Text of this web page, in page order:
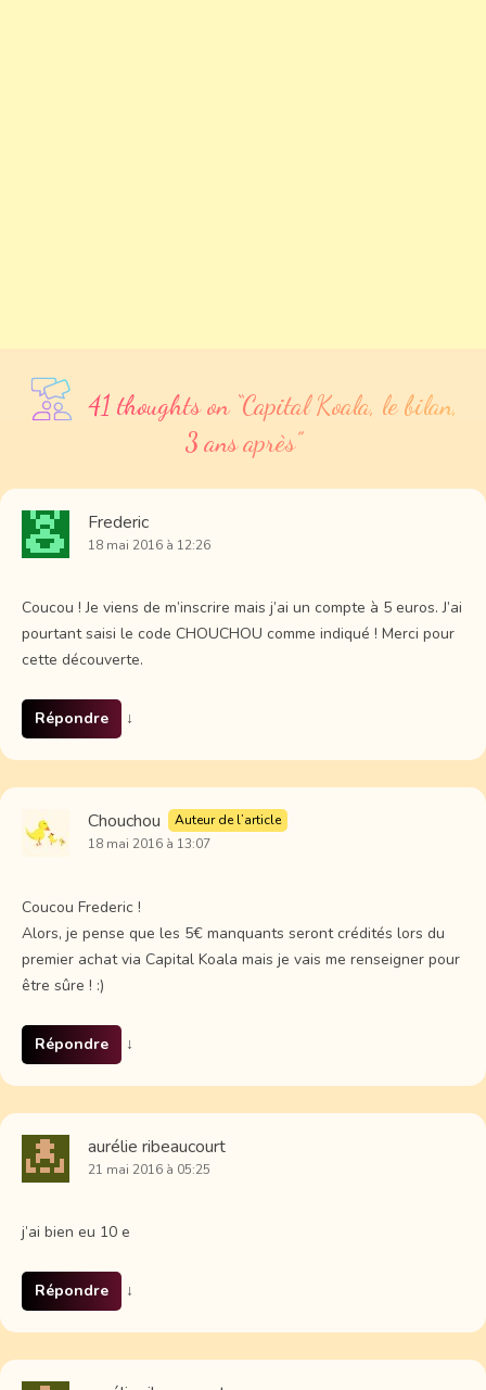
41 thoughts on “Capital Koala, le bilan,
3 ans après”
Frederic
18 mai 2016 à 12:26
Coucou ! Je viens de m’inscrire mais j’ai un compte à 5 euros. J’ai
pourtant saisi le code CHOUCHOU comme indiqué ! Merci pour
cette découverte.
Répondre ↓
Chouchou
Auteur de l’article
18 mai 2016 à 13:07
Coucou Frederic !
Alors, je pense que les 5€ manquants seront crédités lors du
premier achat via Capital Koala mais je vais me renseigner pour
être sûre ! :)
Répondre ↓
aurélie ribeaucourt
21 mai 2016 à 05:25
j’ai bien eu 10 e
Répondre ↓